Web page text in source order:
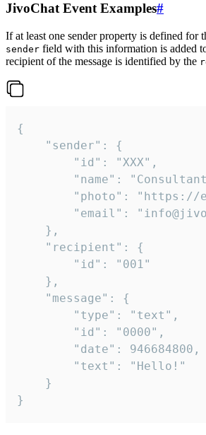
JivoChat Event Examples#
If at least one sender property is defined for
sender field with this information is added
recipient of the message is identified by the
{
}